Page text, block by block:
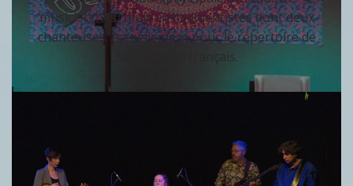
musicien(nes) multi-instrumentistes dont deux
chanteuses. Actuellement pour le répertoire de
Seesayle en français.